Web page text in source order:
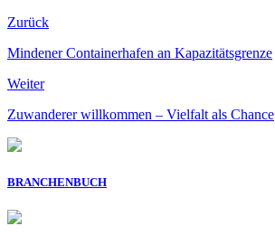
Zurück
Mindener Containerhafen an Kapazitätsgrenze
Weiter
Zuwanderer willkommen – Vielfalt als Chance
BRANCHENBUCH